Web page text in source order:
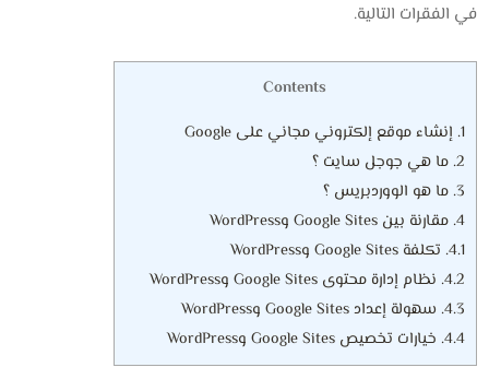
في الفقرات التالية.
Contents
1. إنشاء موقع إلكتروني مجاني على Google
2. ما هي جوجل سايت ؟
3. ما هو الووردبريس ؟
4. مقارنة بين Google Sites وWordPress
4.1. تكلفة Google Sites وWordPress
4.2. نظام إدارة محتوى Google Sites وWordPress
4.3. سهولة إعداد Google Sites وWordPress
4.4. خيارات تخصيص Google Sites وWordPress